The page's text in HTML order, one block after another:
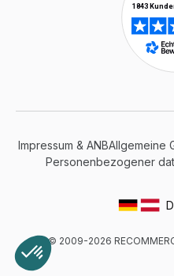
Impressum & ANBAllgemeine
Personenbezogener
© 2009-2026